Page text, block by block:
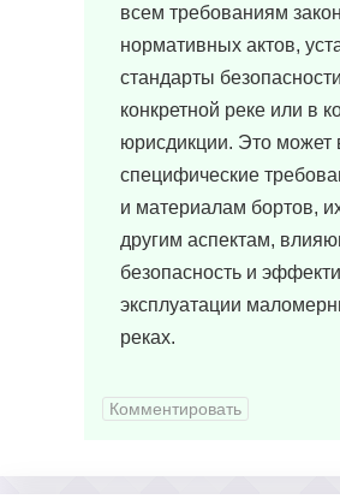
всем требованиям
нормативных актов,
стандарты
конкретной реке или в
юрисдикции. Это может
специфические
и материалам бортов,
другим аспектам,
безопасность и
эксплуатации
реках.
Комментировать